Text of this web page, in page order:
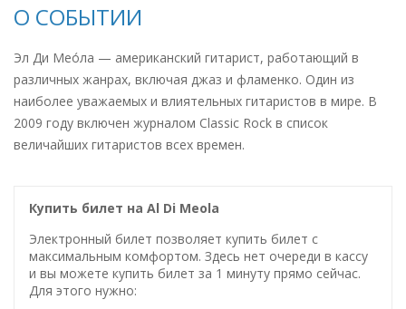
О СОБЫТИИ
Эл Ди Мео́ла — американский гитарист, работающий в
различных жанрах, включая джаз и фламенко. Один из
наиболее уважаемых и влиятельных гитаристов в мире. В
2009 году включен журналом Classic Rock в список
величайших гитаристов всех времен.
Купить билет на Al Di Meola
Электронный билет позволяет купить билет с
максимальным комфортом. Здесь нет очереди в кассу
и вы можете купить билет за 1 минуту прямо сейчас.
Для этого нужно: